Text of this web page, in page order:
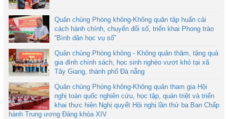
Quân chủng Phòng không-Không quân tập huấn cải
cách hành chính, chuyển đổi số, triển khai Phong trào
“Bình dân học vụ số”
Quân chủng Phòng không - Không quân thăm, tặng quà
gia đình chính sách, học sinh nghèo vượt khó tại xã
Tây Giang, thành phố Đà nẵng
Quân chủng Phòng không-Không quân tham gia Hội
nghị toàn quốc nghiên cứu, học tập, quán triệt và triển
khai thực hiện Nghị quyết Hội nghị lần thứ ba Ban Chấp
hành Trung ương Đảng khóa XIV